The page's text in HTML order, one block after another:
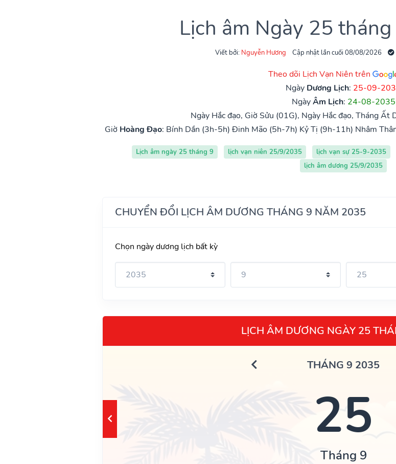
Lịch âm Ngày 25
Viết bởi: Nguyễn Hương Cập nhật lần cuối 08/08/2026
Theo dõi Lịch Vạn Niên trên
Ngày Dương Lịch: 25-09-
NgàyÂm Lịch: 24-08-2035
Ngày Hắc đạo, Giờ Sửu (01G), Ngày Hắc đạo, Tháng Ất
Giờ Hoàng Đạo: Bính Dần (3h-5h) Đinh Mão (5h-7h) Kỷ Tị (9h-11h) Nhâm
Lịch âm ngày 25 tháng 9 lịch vạn niên 25/9/2035 lịch vạn sự 25-9-2035
lịch âm dương 25/9/2035
CHUYỂN ĐỔI LỊCH ÂM DƯƠNG THÁNG 9 NĂM 2035
Chọn ngày dương lịch bất kỳ
LỊCH ÂM DƯƠNG NGÀY 25
THÁNG 9 2035
25
Tháng 9